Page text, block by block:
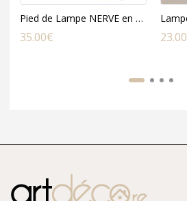
Pied de Lampe NERVE en Aluminium Noir et Métal Laiton
35.00€ 23.00